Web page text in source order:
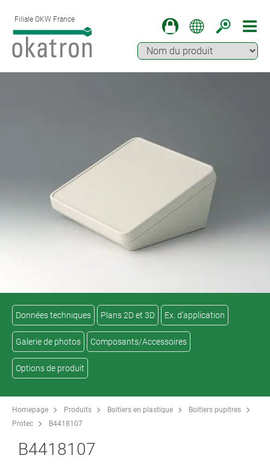
Filiale OKW France
Données techniques Plans 2D et 3D Ex. d'application
Galerie de photos Composants/Accessoires
Options de produit
Homepage Produits Boitiers en plastique
Boitiers pupitres
Protec
B4418107
B4418107